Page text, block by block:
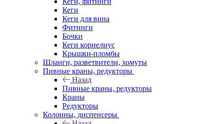
Кеги
Кеги для вина
Фитинги
Бочки
Кеги корнелиус
Крышки-пломбы
Шланги, разветвители, хомуты
Пивные краны, редукторы
Назад
Пивные краны, редукторы
Краны
Редукторы
Колонны, диспенсеры